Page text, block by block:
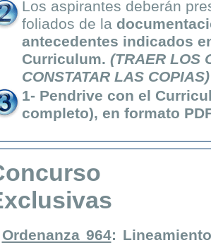
Los aspirantes deberán
foliados de la
antecedentes indicados
Curriculum. (TRAER LOS
CONSTATAR LAS COPIAS)
1- Pendrive con el
completo), en formato
Ordenanza 964: